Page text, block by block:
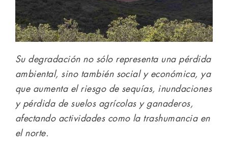
Su degradación no sólo representa una pérdida
ambiental, sino también social y económica, ya
que aumenta el riesgo de sequías, inundaciones
y pérdida de suelos agrícolas y ganaderos,
afectando actividades como la trashumancia en
el norte.